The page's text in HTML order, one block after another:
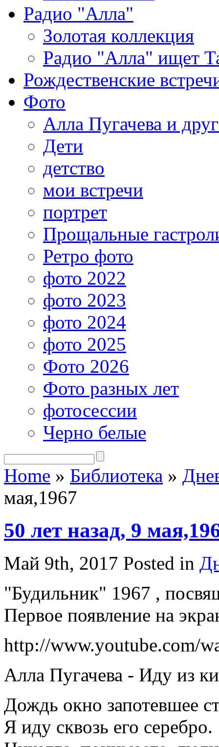
Радио "Алла"
Золотая коллекция
Радио "Алла" ищет
Рождественские
Фото
Алла Пугачева и
Дети
детство
мои встречи
портрет
Прощальные
Ретро фото
фото 2022
фото 2023
фото 2024
фото 2025
Фото 2026
Фото разных лет
фотосессии
Черно белые
Home » Библиотека »
мая,1967
50 лет назад, 9
Май 9th, 2017 Posted in
"Будильник" 1967 ,
Первое появление на
http://www.youtube.com/
Алла Пугачева - Иду из
Дождь окно запотевшее
Я иду сквозь его серебро.